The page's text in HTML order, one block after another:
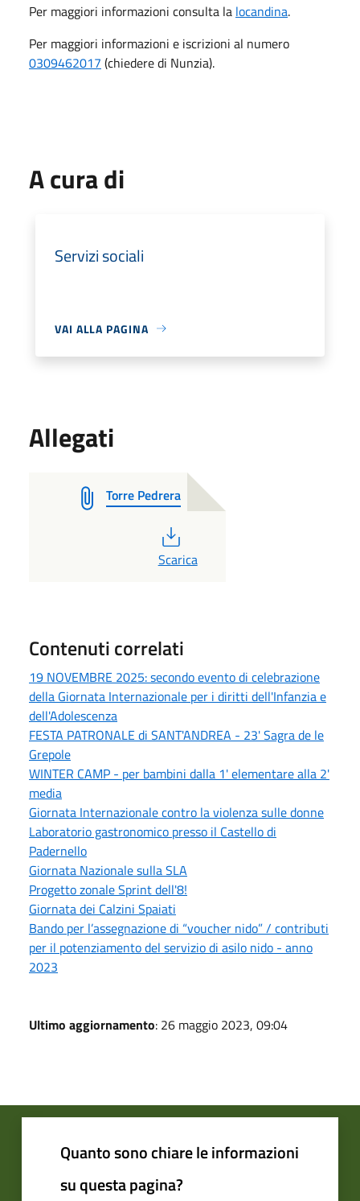
Per maggiori informazioni consulta la locandina.
Per maggiori informazioni e iscrizioni al numero
0309462017 (chiedere di Nunzia).
A cura di
Servizi sociali
VAI ALLA PAGINA
Allegati
Torre Pedrera
PDF
Scarica
Contenuti correlati
19 NOVEMBRE 2025: secondo evento di celebrazione
della Giornata Internazionale per i diritti dell'Infanzia e
dell'Adolescenza
FESTA PATRONALE di SANT'ANDREA - 23' Sagra de le
Grepole
WINTER CAMP - per bambini dalla 1' elementare alla 2'
media
Giornata Internazionale contro la violenza sulle donne
Laboratorio gastronomico presso il Castello di
Padernello
Giornata Nazionale sulla SLA
Progetto zonale Sprint dell'8!
Giornata dei Calzini Spaiati
Bando per l’assegnazione di “voucher nido” / contributi
per il potenziamento del servizio di asilo nido - anno
2023
Ultimo aggiornamento: 26 maggio 2023, 09:04
Quanto sono chiare le informazioni
su questa pagina?